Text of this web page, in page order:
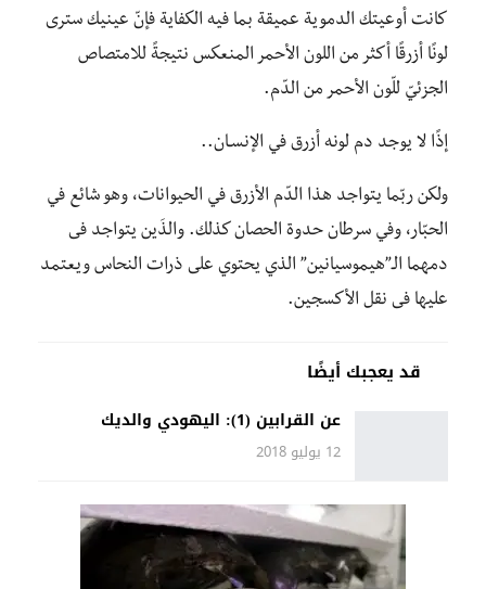
كانت أوعيتك الدموية عميقة بما فيه الكفاية فإنّ عينيك سترى
لونًا أزرقًا أكثر من اللون الأحمر المنعكس نتيجةً للامتصاص
الجزئيّ للّون الأحمر من الدّم.
إذًا لا يوجد دم لونه أزرق في الإنسـان..
ولكن ربّما يتواجد هذا الدّم الأزرق في الحيوانات، وهو شائع في
الحبّار، وفي سرطان حدوة الحصان كذلك. والذَين يتواجد فى
دمهما الـ”هيموسيانين” الذي يحتوي على ذرات النحاس ويعتمد
عليها فى نقل الأكسجين.
قد يعجبك أيضًا
عن القرابين (1): اليهودي والديك
12 يوليو 2018